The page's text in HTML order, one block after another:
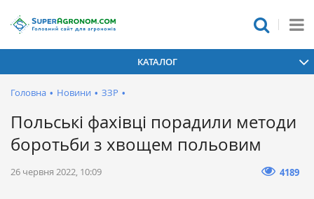
КАТАЛОГ
Головна • Новини • ЗЗР •
Польські фахівці порадили методи
боротьби з хвощем польовим
26 червня 2022, 10:09 4189